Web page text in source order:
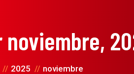
noviembre,
2025 noviembre